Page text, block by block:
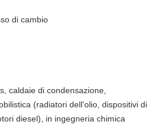
di cambio
caldaie di condensazione,
(radiatori dell'olio, dispositivi di
diesel), in ingegneria chimica